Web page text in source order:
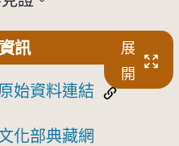
訊
展
開
始資料連結
化部典藏網